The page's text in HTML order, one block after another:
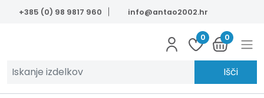
Skip to main content
+385 (0) 98 9817 960 info@antao2002.hr
0 0
Išči